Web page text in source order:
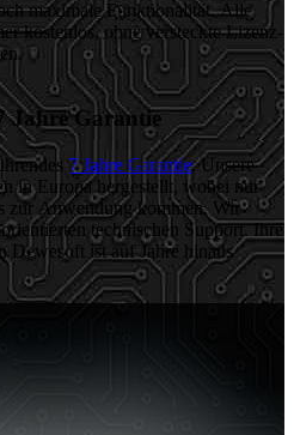
maximale Funktionalität. Alle
kostenlos, ohne versteckte Lizenz-
Jahre Garantie
7 Jahre Garantie. Unsere
in Europa hergestellt, wobei nur
zur Anwendung kommen. Wir
technischen Support. Ihre
ist auf Jahre hinaus